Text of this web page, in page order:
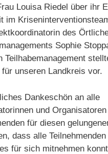
Louisa Riedel über ihr
im
des
Sophie
Teilhabemanagement
unseren Landkreis vor.
Dankeschön an alle
und
für diesen
dass alle Teilnehmenden
für sich mitnehmen